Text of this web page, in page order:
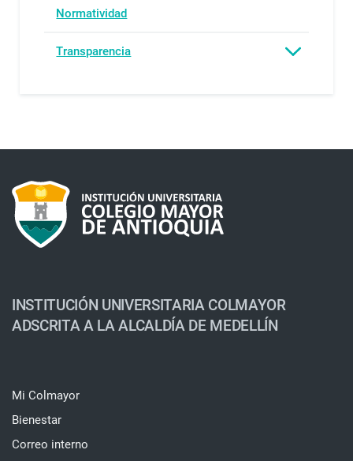
Normatividad
Transparencia
INSTITUCIÓN UNIVERSITARIA COLMAYOR
ADSCRITA A LA ALCALDÍA DE MEDELLÍN
Mi Colmayor
Bienestar
Correo interno